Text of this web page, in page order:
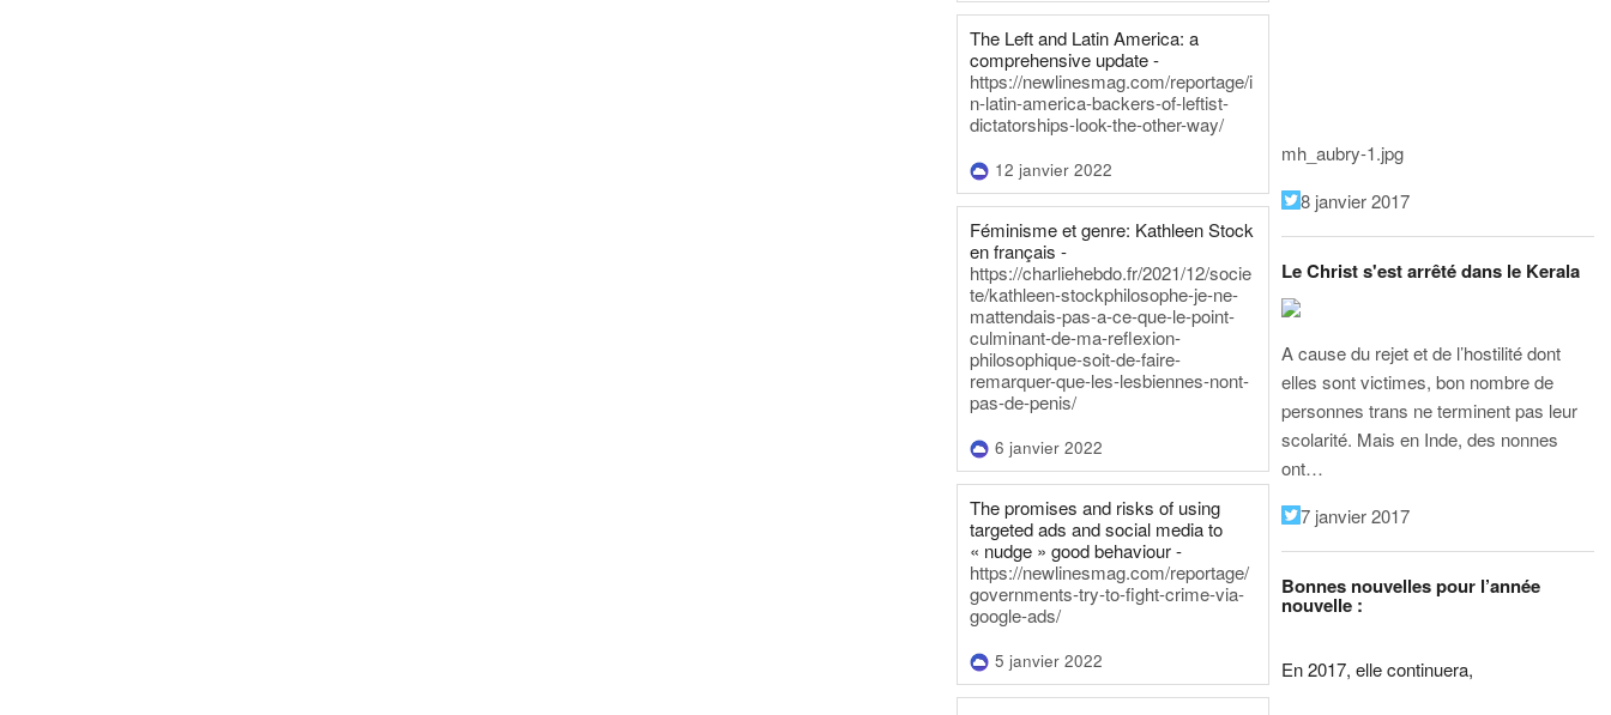
The Left and Latin America: a
comprehensive update -
https://newlinesmag.com/reportage/i
n-latin-america-backers-of-leftist-
dictatorships-look-the-other-way/
12 janvier 2022
Féminisme et genre: Kathleen Stock
en français -
https://charliehebdo.fr/2021/12/socie
te/kathleen-stockphilosophe-je-ne-
mattendais-pas-a-ce-que-le-point-
culminant-de-ma-reflexion-
philosophique-soit-de-faire-
remarquer-que-les-lesbiennes-nont-
pas-de-penis/
6 janvier 2022
The promises and risks of using
targeted ads and social media to
« nudge » good behaviour -
https://newlinesmag.com/reportage/
governments-try-to-fight-crime-via-
google-ads/
5 janvier 2022
mh_aubry-1.jpg
8 janvier 2017
Le Christ s'est arrêté dans le Kerala
A cause du rejet et de l’hostilité dont
elles sont victimes, bon nombre de
personnes trans ne terminent pas leur
scolarité. Mais en Inde, des nonnes
ont…
7 janvier 2017
Bonnes nouvelles pour l’année
nouvelle :
En 2017, elle continuera,